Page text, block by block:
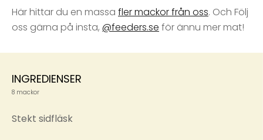
Här hittar du en massa fler mackor från oss. Och Följ
oss gärna på insta, @feeders.se för ännu mer mat!
INGREDIENSER
8 mackor
Stekt sidfläsk